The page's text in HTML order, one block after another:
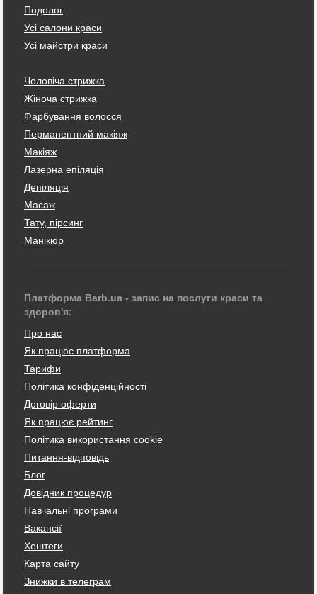
Подолог
Усі салони краси
Усі майстри краси
Чоловіча стрижка
Жіноча стрижка
Фарбування волосся
Перманентний макіяж
Макіяж
Лазерна епіляція
Депіляція
Масаж
Тату, пірсинг
Манікюр
Платформа Barb.ua - запис на послуги краси та
здоров'я:
Про нас
Як працює платформа
Тарифи
Політика конфіденційності
Договір оферти
Як працює рейтинг
Політика використання cookie
Питання-відповідь
Блог
Довідник процедур
Навчальні програми
Вакансії
Хештеги
Карта сайту
Знижки в телеграм